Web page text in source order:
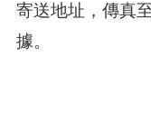
寄送地址，傳真
據。